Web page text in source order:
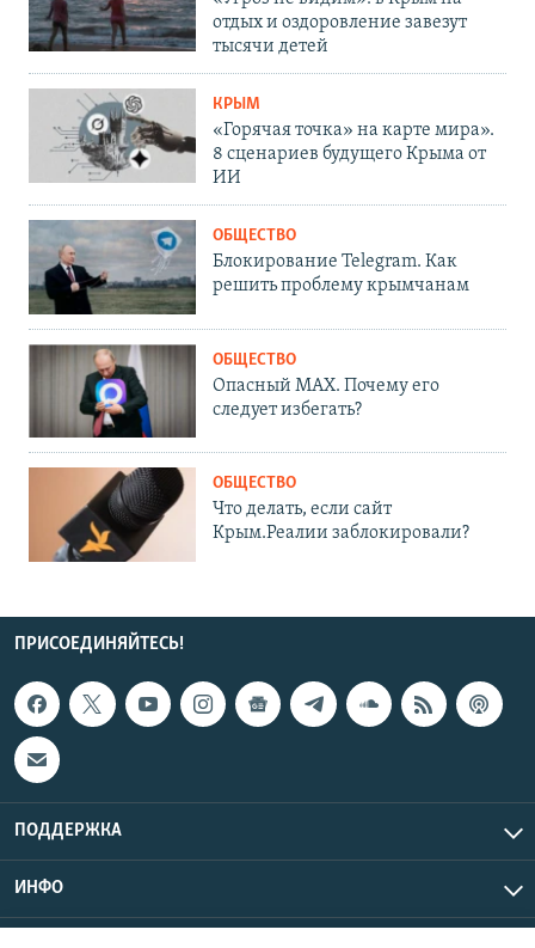
отдых и оздоровление завезут
тысячи детей
КРЫМ
«Горячая точка» на карте мира».
8 сценариев будущего Крыма от
ИИ
ОБЩЕСТВО
Блокирование Telegram. Как
решить проблему крымчанам
ОБЩЕСТВО
Опасный MAX. Почему его
следует избегать?
ОБЩЕСТВО
Что делать, если сайт
Крым.Реалии заблокировали?
ПРИСОЕДИНЯЙТЕСЬ!
ПОДДЕРЖКА
ИНФО